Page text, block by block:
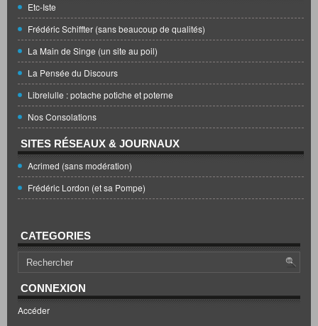
Etc-Iste
Frédéric Schiffter (sans beaucoup de qualités)
La Main de Singe (un site au poil)
La Pensée du Discours
Librelulle : potache potiche et poterne
Nos Consolations
SITES RÉSEAUX & JOURNAUX
Acrimed (sans modération)
Frédéric Lordon (et sa Pompe)
CATEGORIES
CONNEXION
Accéder